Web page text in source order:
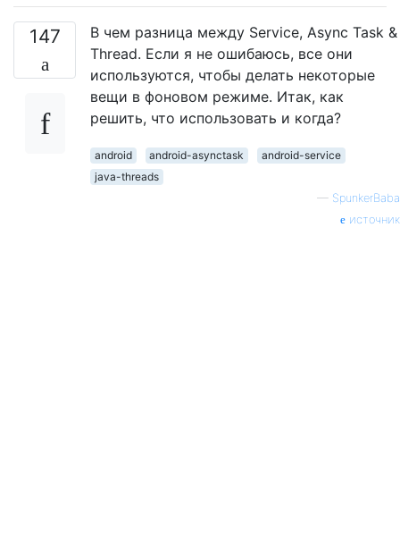
147
В чем разница между Service, Async Task &
Thread. Если я не ошибаюсь, все они
используются, чтобы делать некоторые
вещи в фоновом режиме. Итак, как
решить, что использовать и когда?
android android-asynctask
android-service
java-threads
— SpunkerBaba
источник